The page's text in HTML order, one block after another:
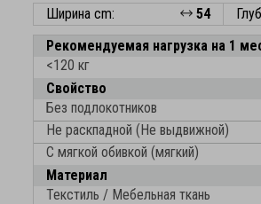
Ширина cm:
54
Рекомендуемая нагрузка на 1
<120 кг
Свойство
Без подлокотников
Не раскпадной (Не выдвижной)
С мягкой обивкой (мягкий)
Материал
Текстиль / Мебельная ткань